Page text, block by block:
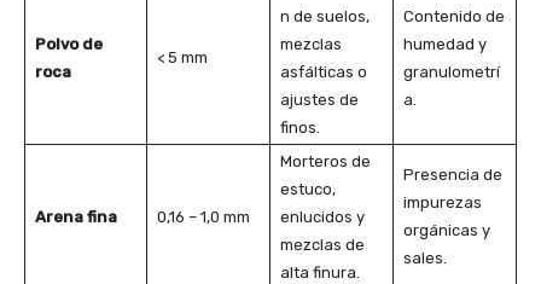
Polvo de
roca
< 5 mm
n de suelos,
mezclas
asfálticas o
ajustes de
finos.
Contenido de
humedad y
granulometrí
a.
Arena fina 0,16 – 1,0 mm
Morteros de
estuco,
enlucidos y
mezclas de
alta finura.
Presencia de
impurezas
orgánicas y
sales.